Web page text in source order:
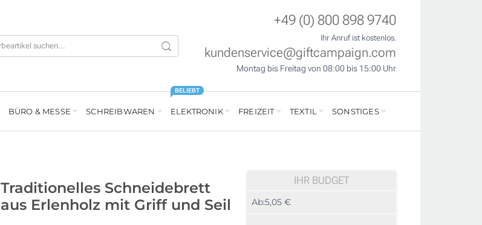
+49 (0) 800 898 9740
Ihr Anruf ist kostenlos.
kundenservice@giftcampaign.com
Montag bis Freitag von 08:00 bis 15:00 Uhr
BÜRO & MESSE SCHREIBWAREN ELEKTRONIK
BELIEBT
FREIZEIT TEXTIL SONSTIGES
Traditionelles Schneidebrett
aus Erlenholz mit Griff und Seil
IHR BUDGET
Ab:5,05 €